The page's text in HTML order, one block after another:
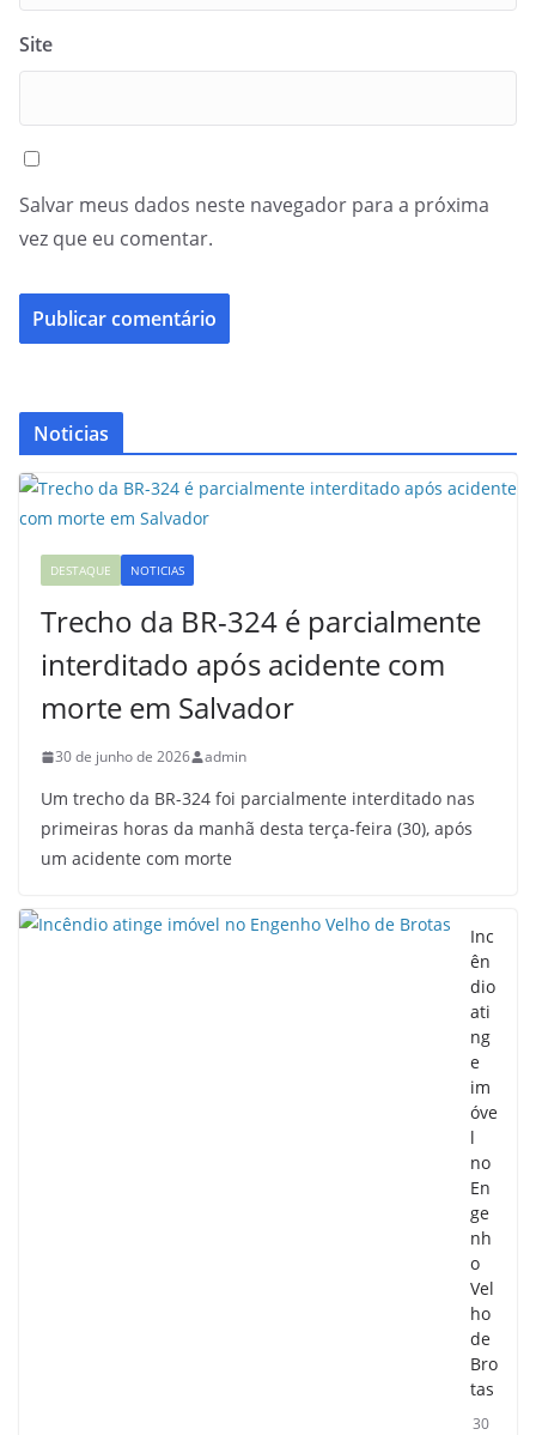
Site
Salvar meus dados neste navegador para a próxima
vez que eu comentar.
Noticias
DESTAQUE NOTICIAS
Trecho da BR-324 é parcialmente
interditado após acidente com
morte em Salvador
30 de junho de 2026 admin
Um trecho da BR-324 foi parcialmente interditado nas
primeiras horas da manhã desta terça-feira (30), após
um acidente com morte
Inc
ên
dio
ati
ng
e
im
óve
l
no
En
ge
nh
o
Vel
ho
de
Bro
tas
30